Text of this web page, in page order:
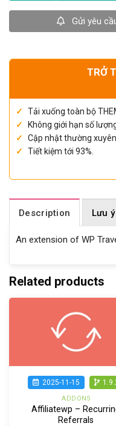
Gửi yêu
TRỞ
Tải xuống toàn bộ
Không giới hạn số
Cập nhật thường xuyên.
Tiết kiệm tới 93%.
Description Lưu
An extension of WP
Related products
2025-11-15
ADDONS
Affiliatewp –
Referrals